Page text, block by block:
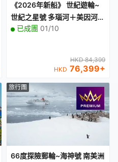
《2026年新船》 世紀遊輪~
世紀之星號 多瑙河＋美因河＋
萊茵河17天河輪假期【優遊緻
已成團 01/10
HKD 84,399
HKD 76,399+
旅行團
66度探險郵輪~海神號 南美洲